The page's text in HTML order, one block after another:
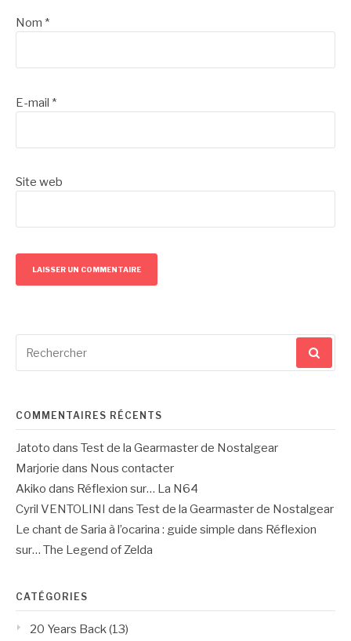
Nom *
E-mail *
Site web
pour
COMMENTAIRES RÉCENTS
Jatoto dans Test de la Gearmaster de Nostalgear
Marjorie dans Nous contacter
Akiko dans Réflexion sur… La N64
Cyril VENTOLINI
dans Test de la Gearmaster de Nostalgear
Le chant de Saria à l’ocarina : guide simple dans Réflexion
sur… The Legend of Zelda
CATÉGORIES
20 Years Back(13)